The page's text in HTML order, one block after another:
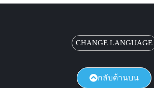
CHANGE LANGUAGE
กลับด้านบน